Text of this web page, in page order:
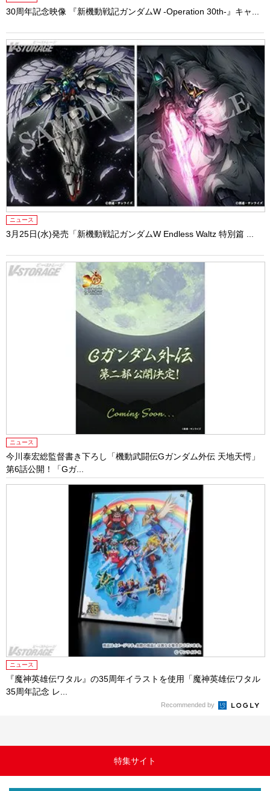
30周年記念映像 『新機動戦記ガンダムW -Operation 30th-』キャ...
ニュース
3月25日(水)発売「新機動戦記ガンダムW Endless Waltz 特別篇 ...
ニュース
今川泰宏総監督書き下ろし「機動武闘伝Gガンダム外伝 天地天愕」
第6話公開！「Gガ...
ニュース
『魔神英雄伝ワタル』の35周年イラストを使用「魔神英雄伝ワタル
35周年記念 レ...
Recommended by
特集サイト